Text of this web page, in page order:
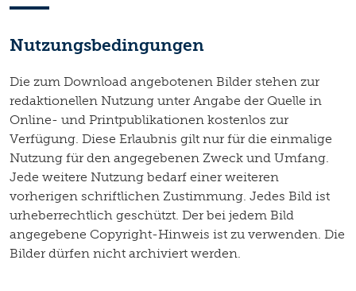
Nutzungsbedingungen
Die zum Download angebotenen Bilder stehen zur
redaktionellen Nutzung unter Angabe der Quelle in
Online- und Printpublikationen kostenlos zur
Verfügung. Diese Erlaubnis gilt nur für die einmalige
Nutzung für den angegebenen Zweck und Umfang.
Jede weitere Nutzung bedarf einer weiteren
vorherigen schriftlichen Zustimmung. Jedes Bild ist
urheberrechtlich geschützt. Der bei jedem Bild
angegebene Copyright-Hinweis ist zu verwenden. Die
Bilder dürfen nicht archiviert werden.